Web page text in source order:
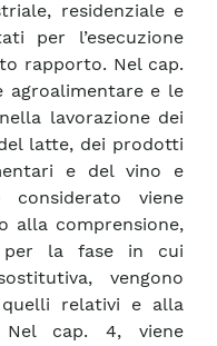
residenziale e
per l’esecuzione
rapporto. Nel cap.
agroalimentare e le
lavorazione dei
latte, dei prodotti
e del vino e
viene
alla comprensione,
per la fase in cui
vengono
relativi e alla
Nel cap. 4, viene